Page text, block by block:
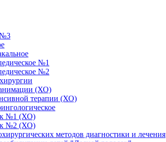
№3
№1
№2
(ХО)
терапии (ХО)
№1 (ХО)
№2 (ХО)
методов диагностики и лечения